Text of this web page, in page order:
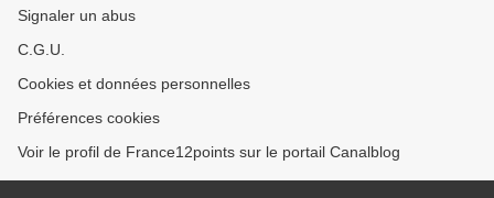
Signaler un abus
C.G.U.
Cookies et données personnelles
Préférences cookies
Voir le profil de France12points sur le portail Canalblog